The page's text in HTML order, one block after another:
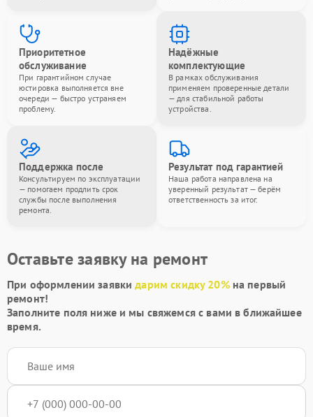
Приоритетное
обслуживание
При гарантийном случае
юстировка выполняется вне
очереди — быстро устраняем
проблему.
Надёжные
комплектующие
В рамках обслуживания
применяем проверенные детали
— для стабильной работы
устройства.
Поддержка после
Консультируем по эксплуатации
— помогаем продлить срок
службы после выполнения
ремонта.
Результат под гарантией
Наша работа направлена на
уверенный результат — берём
ответственность за итог.
Оставьте заявку на ремонт
При оформлении заявкидарим скидку 20%на первый
ремонт!
Заполните поля ниже и мы свяжемся с вами в ближайшее
время.